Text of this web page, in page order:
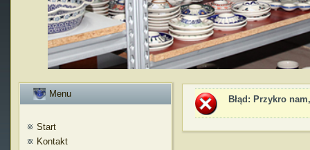
Menu
Start
Kontakt
Błąd : Przykro